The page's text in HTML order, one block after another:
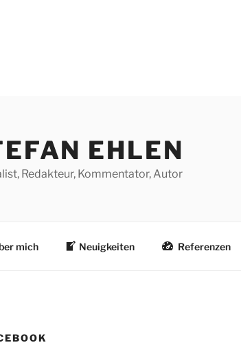
EHLEN
Redakteur, Kommentator, Autor
mich Neuigkeiten Referenzen